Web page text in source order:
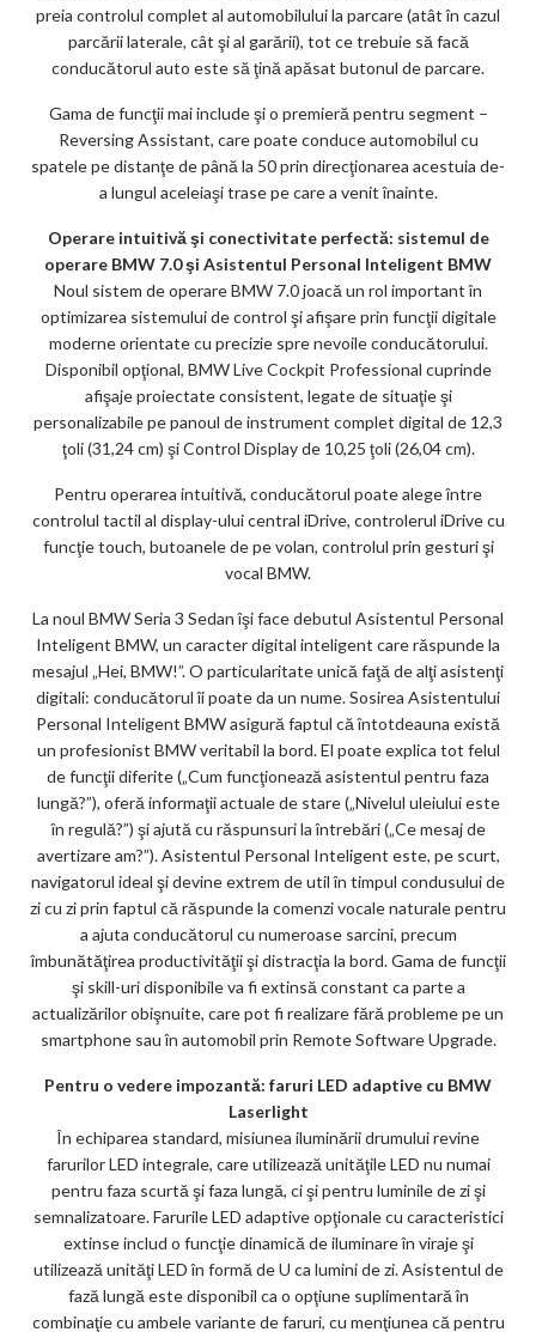
preia controlul complet al automobilului la parcare (atât în cazul
parcării laterale, cât şi al garării), tot ce trebuie să facă
conducătorul auto este să ţină apăsat butonul de parcare.
Gama de funcţii mai include şi o premieră pentru segment –
Reversing Assistant, care poate conduce automobilul cu
spatele pe distanţe de până la 50 prin direcţionarea acestuia de-
a lungul aceleiaşi trase pe care a venit înainte.
Operare intuitivă şi conectivitate perfectă: sistemul de
operare BMW 7.0 şi Asistentul Personal Inteligent BMW
Noul sistem de operare BMW 7.0 joacă un rol important în
optimizarea sistemului de control şi afişare prin funcţii digitale
moderne orientate cu precizie spre nevoile conducătorului.
Disponibil opţional, BMW Live Cockpit Professional cuprinde
afişaje proiectate consistent, legate de situaţie şi
personalizabile pe panoul de instrument complet digital de 12,3
ţoli (31,24 cm) şi Control Display de 10,25 ţoli (26,04 cm).
Pentru operarea intuitivă, conducătorul poate alege între
controlul tactil al display-ului central iDrive, controlerul iDrive cu
funcţie touch, butoanele de pe volan, controlul prin gesturi şi
vocal BMW.
La noul BMW Seria 3 Sedan îşi face debutul Asistentul Personal
Inteligent BMW, un caracter digital inteligent care răspunde la
mesajul „Hei, BMW!”. O particularitate unică faţă de alţi asistenţi
digitali: conducătorul îi poate da un nume. Sosirea Asistentului
Personal Inteligent BMW asigură faptul că întotdeauna există
un profesionist BMW veritabil la bord. El poate explica tot felul
de funcţii diferite („Cum funcţionează asistentul pentru faza
lungă?”), oferă informaţii actuale de stare („Nivelul uleiului este
în regulă?”) şi ajută cu răspunsuri la întrebări („Ce mesaj de
avertizare am?”). Asistentul Personal Inteligent este, pe scurt,
navigatorul ideal şi devine extrem de util în timpul condusului de
zi cu zi prin faptul că răspunde la comenzi vocale naturale pentru
a ajuta conducătorul cu numeroase sarcini, precum
îmbunătăţirea productivităţii şi distracţia la bord. Gama de funcţii
şi skill-uri disponibile va fi extinsă constant ca parte a
actualizărilor obişnuite, care pot fi realizare fără probleme pe un
smartphone sau în automobil prin Remote Software Upgrade.
Pentru o vedere impozantă: faruri LED adaptive cu BMW
Laserlight
În echiparea standard, misiunea iluminării drumului revine
farurilor LED integrale, care utilizează unităţile LED nu numai
pentru faza scurtă şi faza lungă, ci şi pentru luminile de zi şi
semnalizatoare. Farurile LED adaptive opţionale cu caracteristici
extinse includ o funcţie dinamică de iluminare în viraje şi
utilizează unităţi LED în formă de U ca lumini de zi. Asistentul de
fază lungă este disponibil ca o opţiune suplimentară în
combinaţie cu ambele variante de faruri, cu menţiunea că pentru